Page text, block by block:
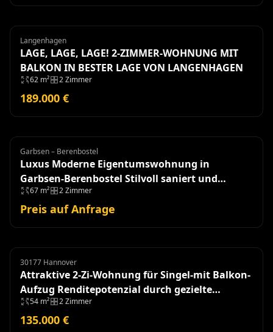
Wohnung
Langenhagen
LAGE, LAGE, LAGE! 2-ZIMMER-WOHNUNG MIT
BALKON IN BESTER LAGE VON LANGENHAGEN
62 m² 2 Zimmer
189.000 €
Eigentumswohnung
Garbsen – Berenbostel
Luxus Moderne Eigentumswohnung in
Garbsen-Berenbostel Stilvoll saniert und
einzugsbereit!
67 m² 2 Zimmer
Preis auf Anfrage
Eigentumswohnung
30177 Hannover
Attraktive 2-Zi-Wohnung für Singel-mit Balkon-
Aufzug Renditepotenzial durch gezielte
Modernisierung
54 m² 2 Zimmer
135.000 €